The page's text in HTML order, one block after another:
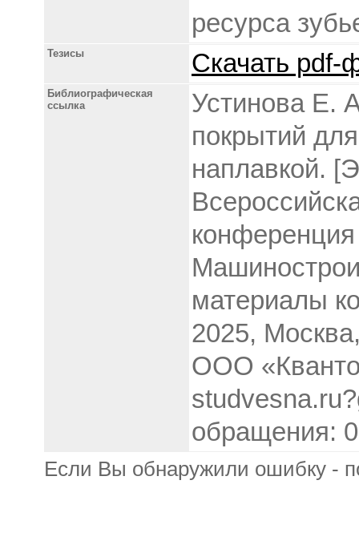
ресурса
Тезисы Скачать pdf-
Библиографическая
ссылка
Устинова Е.
покрытий
наплавкой.
материалы
2025,
ООО
обращения:
Если Вы обнаружили ошибку -